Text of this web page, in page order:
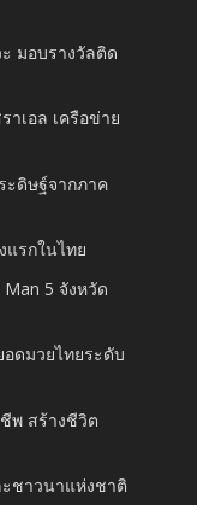
มอบรางวัลติด
เอล เครือข่าย
ดิษฐ์จากภาค
แรกในไทย
5 จังหวัด
ดมวยไทยระดับ
พ สร้างชีวิต
ชาวนาแห่งชาติ